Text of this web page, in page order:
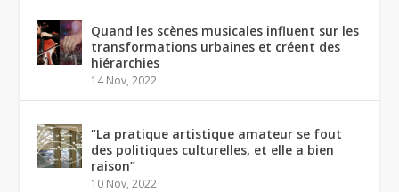
Quand les scènes musicales influent sur les
transformations urbaines et créent des
hiérarchies
14 Nov, 2022
“La pratique artistique amateur se fout
des politiques culturelles, et elle a bien
raison”
10 Nov, 2022